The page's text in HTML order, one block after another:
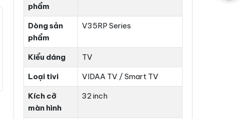
phẩm
Dòng sản
phẩm
V35RP Series
Kiểu dáng TV
Loại tivi VIDAA TV / Smart TV
Kích cỡ
màn hình
32 inch